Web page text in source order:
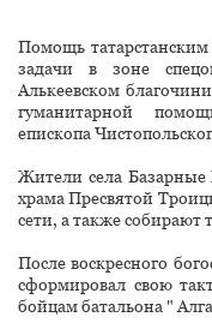
Помощь
задачи в зоне
Алькеевском
гуманитарной
епископа
Жители села Базарные
храма Пресвятой
сети, а также собирают
После воскресного
сформировал свою
бойцам батальона "